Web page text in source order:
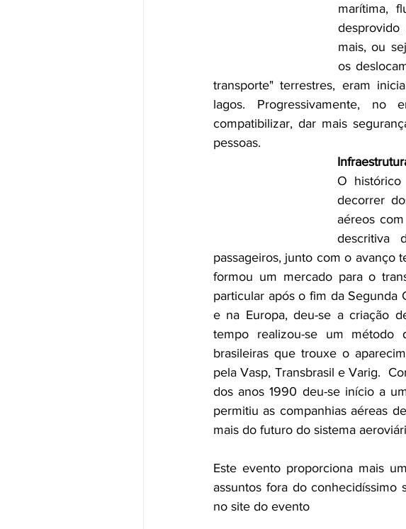
marítima,
mais, ou
os
transporte" terrestres, eram
lagos. Progressivamente, no
compatibilizar, dar mais
pessoas.
O
decorrer
aéreos
descritiva
passageiros, junto com o avanço
formou um mercado para o
particular após o fim da Segunda
e na Europa, deu-se a criação
tempo realizou-se um método
brasileiras que trouxe o
pela Vasp, Transbrasil e Varig.
dos anos 1990 deu-se início a
permitiu as companhias aéreas
mais do futuro do sistema
Este evento proporciona mais
assuntos fora do conhecidíssimo
no site do evento